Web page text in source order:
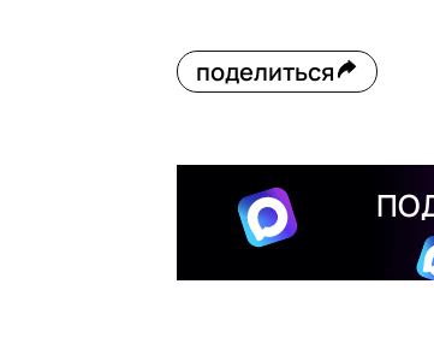
поделиться